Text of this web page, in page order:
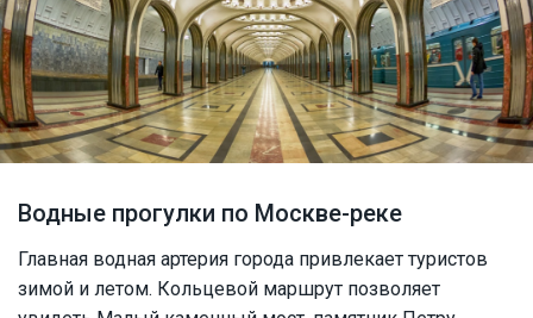
Водные прогулки по Москве-реке
Главная водная артерия города привлекает туристов
зимой и летом. Кольцевой маршрут позволяет